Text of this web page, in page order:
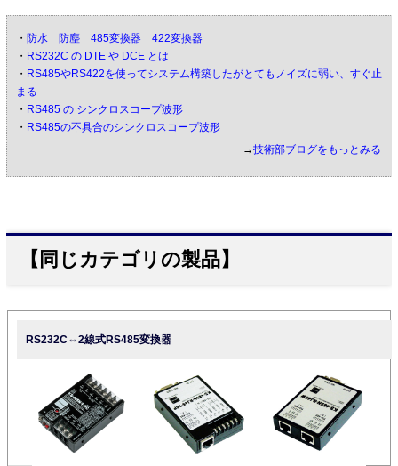
・ 防水 防塵 485変換器 422変換器
・ RS232C の DTE や DCE とは
・ RS485やRS422を使ってシステム構築したがとてもノイズに弱い、すぐ止
まる
・ RS485 の シンクロスコープ波形
・ RS485の不具合のシンクロスコープ波形
→技術部ブログをもっとみる
【同じカテゴリの製品】
RS232C⇔2線式RS485変換器